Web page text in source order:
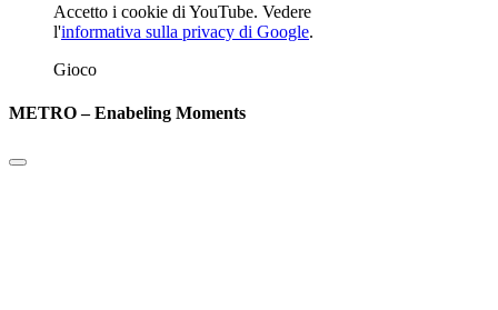
Accetto i cookie di YouTube. Vedere
l'informativa sulla privacy di Google.
Gioco
METRO – Enabeling Moments